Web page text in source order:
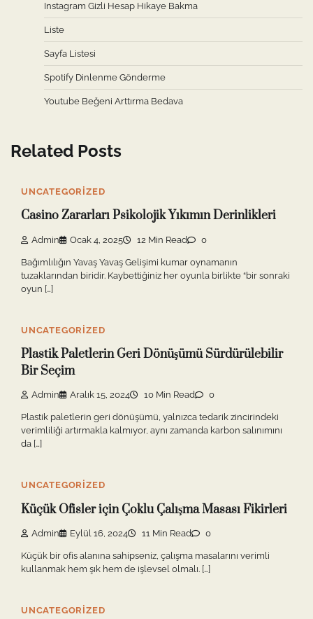
Instagram Gizli Hesap Hikaye Bakma
Liste
Sayfa Listesi
Spotify Dinlenme Gönderme
Youtube Beğeni Arttırma Bedava
Related Posts
UNCATEGORIZED
Casino Zararları Psikolojik Yıkımın Derinlikleri
Admin Ocak 4, 2025 12 Min Read 0
Bağımlılığın Yavaş Yavaş Gelişimi kumar oynamanın
tuzaklarından biridir. Kaybettiğiniz her oyunla birlikte “bir sonraki
oyun […]
UNCATEGORIZED
Plastik Paletlerin Geri Dönüşümü Sürdürülebilir
Bir Seçim
Admin Aralık 15, 2024 10 Min Read 0
Plastik paletlerin geri dönüşümü, yalnızca tedarik zincirindeki
verimliliği artırmakla kalmıyor, aynı zamanda karbon salınımını
da […]
UNCATEGORIZED
Küçük Ofisler için Çoklu Çalışma Masası Fikirleri
Admin Eylül 16, 2024 11 Min Read 0
Küçük bir ofis alanına sahipseniz, çalışma masalarını verimli
kullanmak hem şık hem de işlevsel olmalı. […]
UNCATEGORIZED